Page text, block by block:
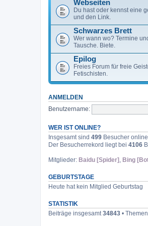
Webseiten
Du hast oder kennst eine
und den Link.
Schwarzes Brett
Wer wann wo? Termine
Tausche. Biete.
Epilog
Freies Forum für freie
Fetischisten.
ANMELDEN
Benutzername:
WER IST ONLINE?
Insgesamt sind 499 Besucher
Der Besucherrekord liegt bei 4106
Mitglieder: Baidu [Spider] , Bing
GEBURTSTAGE
Heute hat kein Mitglied Geburtstag
STATISTIK
Beiträge insgesamt34843 •